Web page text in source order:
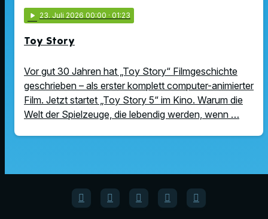
play_arrow 23. Juli 2026 00:00 · 01:23
Toy Story
Vor gut 30 Jahren hat „Toy Story“ Filmgeschichte
geschrieben – als erster komplett computer-animierter
Film. Jetzt startet „Toy Story 5“ im Kino. Warum die
Welt der Spielzeuge, die lebendig werden, wenn …